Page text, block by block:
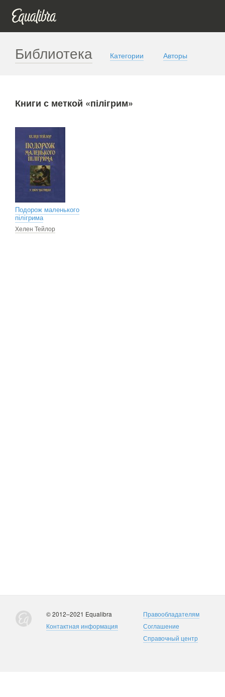
Библиотека Категории Авторы
Книги с меткой «пілігрим»
Подорож маленького
пілігрима
Хелен Тейлор
© 2012–2021 Equalibra
Контактная информация
Правообладателям
Соглашение
Справочный центр